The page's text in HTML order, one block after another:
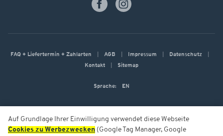
FAQ + Liefertermin + Zahlarten AGB Impressum
Datenschutz
Kontakt
Sitemap
Sprache: EN
Auf Grundlage Ihrer Einwilligung verwendet diese Webseite
Cookies zu Werbezwecken (Google Tag Manager, Google